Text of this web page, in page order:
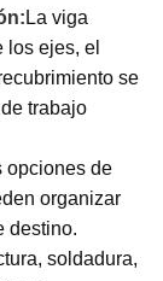
La viga
ejes, el
se
trabajo
opciones de
organizar
destino.
soldadura,